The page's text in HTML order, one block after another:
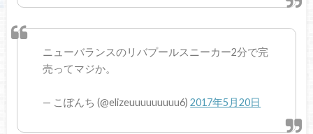
ニューバランスのリバプールスニーカー2分で完
売ってマジか。
— こぽんち (@elizeuuuuuuuuu6)2017年5月20日